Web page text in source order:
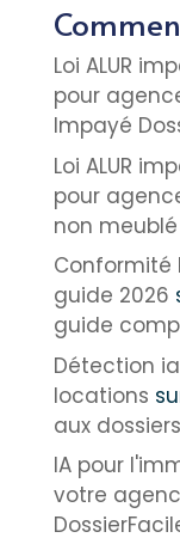
Loi ALUR
pour
Impayé
Loi ALUR
pour
non
Conformité
guide 2026
guide
Détection
locations
aux
IA pour
votre